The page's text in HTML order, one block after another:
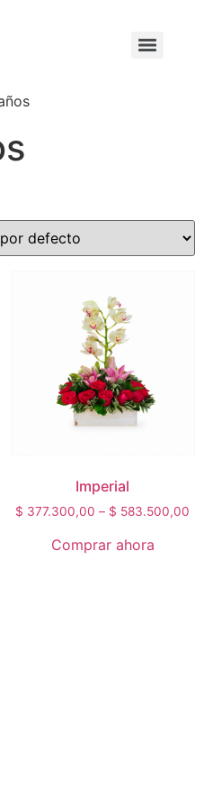
Imperial
$ 377.300,00 – $ 583.500,00
Comprar ahora